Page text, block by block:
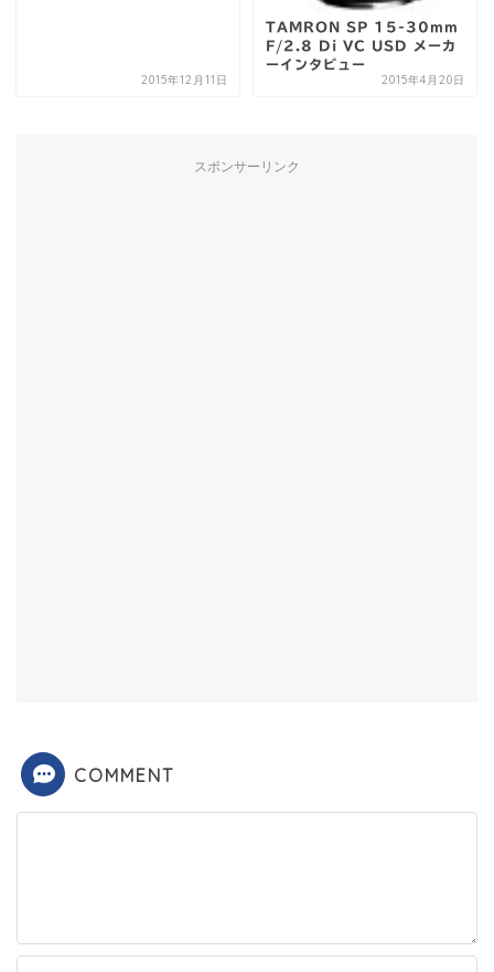
2015年12月11日
TAMRON SP 15-30mm
F/2.8 Di VC USD メーカ
ーインタビュー
2015年4月20日
スポンサーリンク
COMMENT